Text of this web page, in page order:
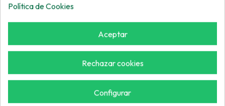
* Campos obligatorios
POLÍTICA DE PRECIOS
Con nuestros productos buscamos el equilibrio
ideal: buen precio/máxima calidad
Política de Cookies
Aceptar
Rechazar cookies
Configurar